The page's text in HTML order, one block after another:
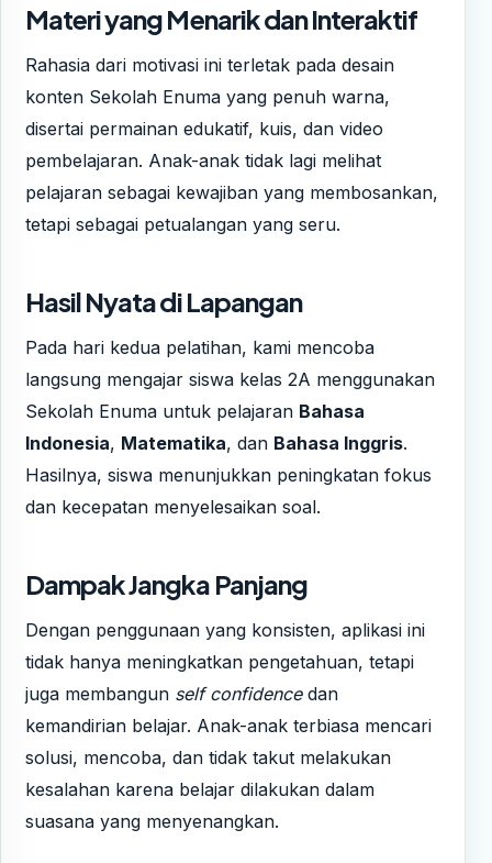
Materi yang Menarik dan Interaktif
Rahasia dari motivasi ini terletak pada desain
konten Sekolah Enuma yang penuh warna,
disertai permainan edukatif, kuis, dan video
pembelajaran. Anak-anak tidak lagi melihat
pelajaran sebagai kewajiban yang membosankan,
tetapi sebagai petualangan yang seru.
Hasil Nyata di Lapangan
Pada hari kedua pelatihan, kami mencoba
langsung mengajar siswa kelas 2A menggunakan
Sekolah Enuma untuk pelajaran Bahasa
Indonesia, Matematika, dan Bahasa Inggris.
Hasilnya, siswa menunjukkan peningkatan fokus
dan kecepatan menyelesaikan soal.
Dampak Jangka Panjang
Dengan penggunaan yang konsisten, aplikasi ini
tidak hanya meningkatkan pengetahuan, tetapi
juga membangun self confidencedan
kemandirian belajar. Anak-anak terbiasa mencari
solusi, mencoba, dan tidak takut melakukan
kesalahan karena belajar dilakukan dalam
suasana yang menyenangkan.